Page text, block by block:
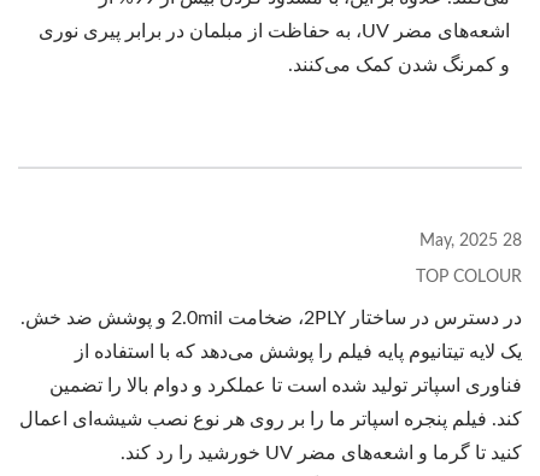
اشعه‌های مضر UV، به حفاظت از مبلمان در برابر پیری نوری
و کمرنگ شدن کمک می‌کنند.
28 May, 2025
TOP COLOUR
در دسترس در ساختار 2PLY، ضخامت 2.0mil و پوشش ضد خش.
یک لایه تیتانیوم پایه فیلم را پوشش می‌دهد که با استفاده از
فناوری اسپاتر تولید شده است تا عملکرد و دوام بالا را تضمین
کند. فیلم پنجره اسپاتر ما را بر روی هر نوع نصب شیشه‌ای اعمال
کنید تا گرما و اشعه‌های مضر UV خورشید را رد کند.